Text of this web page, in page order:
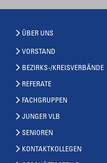
ÜBER UNS
VORSTAND
BEZIRKS-/KREISVERBÄNDE
REFERATE
FACHGRUPPEN
JUNGER VLB
SENIOREN
KONTAKTKOLLEGEN